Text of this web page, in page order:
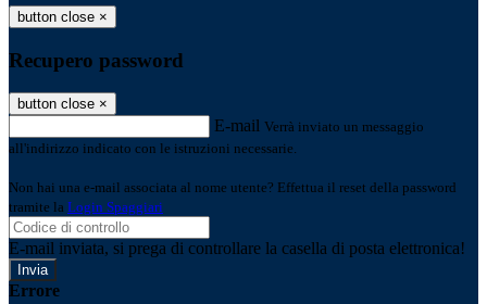
button close ×
Recupero password
button close ×
E-mail Verrà inviato un messaggio
all'indirizzo indicato con le istruzioni necessarie.
Non hai una e-mail associata al nome utente? Effettua il reset della password
tramite la Login Spaggiari
E-mail inviata, si prega di controllare la casella di posta elettronica!
Errore